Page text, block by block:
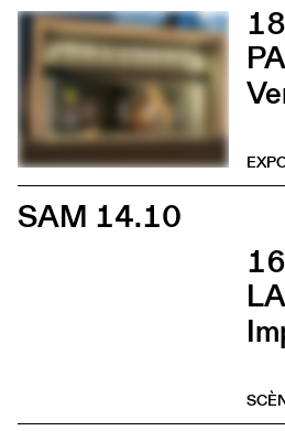
SAM 14.10